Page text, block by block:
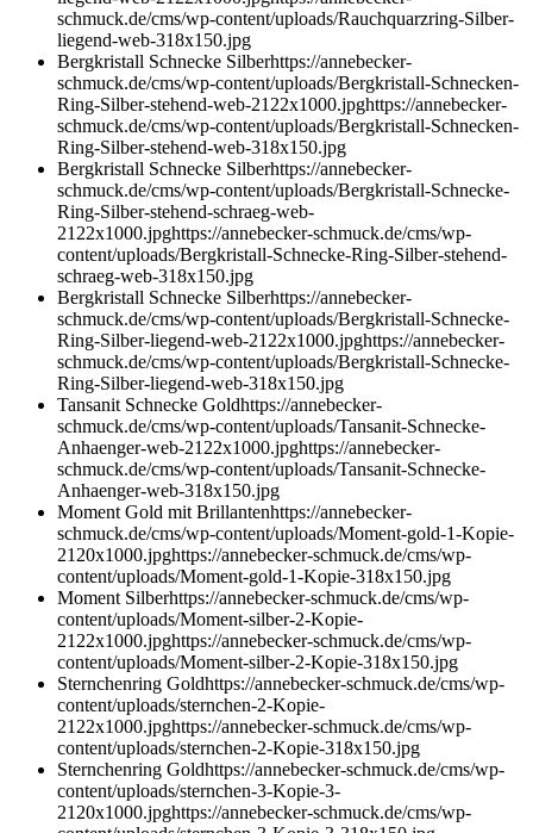
schmuck.de/cms/wp-content/uploads/Rauchquarzring-Silber-
liegend-web-318x150.jpg
Bergkristall Schnecke Silberhttps://annebecker-
schmuck.de/cms/wp-content/uploads/Bergkristall-Schnecken-
Ring-Silber-stehend-web-2122x1000.jpghttps://annebecker-
schmuck.de/cms/wp-content/uploads/Bergkristall-Schnecken-
Ring-Silber-stehend-web-318x150.jpg
Bergkristall Schnecke Silberhttps://annebecker-
schmuck.de/cms/wp-content/uploads/Bergkristall-Schnecke-
Ring-Silber-stehend-schraeg-web-
2122x1000.jpghttps://annebecker-schmuck.de/cms/wp-
content/uploads/Bergkristall-Schnecke-Ring-Silber-stehend-
schraeg-web-318x150.jpg
Bergkristall Schnecke Silberhttps://annebecker-
schmuck.de/cms/wp-content/uploads/Bergkristall-Schnecke-
Ring-Silber-liegend-web-2122x1000.jpghttps://annebecker-
schmuck.de/cms/wp-content/uploads/Bergkristall-Schnecke-
Ring-Silber-liegend-web-318x150.jpg
Tansanit Schnecke Goldhttps://annebecker-
schmuck.de/cms/wp-content/uploads/Tansanit-Schnecke-
Anhaenger-web-2122x1000.jpghttps://annebecker-
schmuck.de/cms/wp-content/uploads/Tansanit-Schnecke-
Anhaenger-web-318x150.jpg
Moment Gold mit Brillantenhttps://annebecker-
schmuck.de/cms/wp-content/uploads/Moment-gold-1-Kopie-
2120x1000.jpghttps://annebecker-schmuck.de/cms/wp-
content/uploads/Moment-gold-1-Kopie-318x150.jpg
Moment Silberhttps://annebecker-schmuck.de/cms/wp-
content/uploads/Moment-silber-2-Kopie-
2122x1000.jpghttps://annebecker-schmuck.de/cms/wp-
content/uploads/Moment-silber-2-Kopie-318x150.jpg
Sternchenring Goldhttps://annebecker-schmuck.de/cms/wp-
content/uploads/sternchen-2-Kopie-
2122x1000.jpghttps://annebecker-schmuck.de/cms/wp-
content/uploads/sternchen-2-Kopie-318x150.jpg
Sternchenring Goldhttps://annebecker-schmuck.de/cms/wp-
content/uploads/sternchen-3-Kopie-3-
2120x1000.jpghttps://annebecker-schmuck.de/cms/wp-